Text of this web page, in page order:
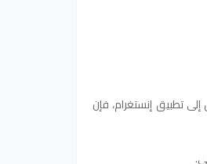
تطبيق إنستغرام، فإن